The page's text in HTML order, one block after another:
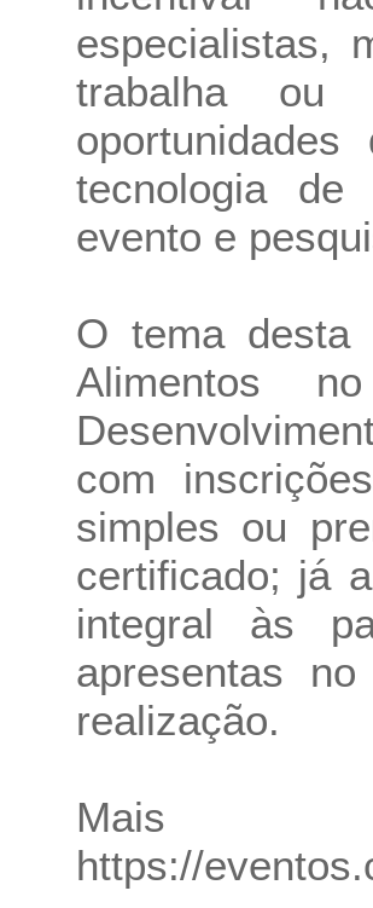
especialistas,
trabalha ou
tecnologia de
evento e
O tema desta
Alimentos
com
simples ou
certificado; já
integral às
apresentas
realização.
Mais
https://